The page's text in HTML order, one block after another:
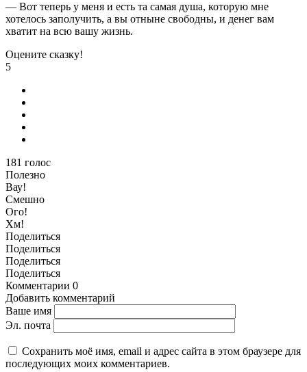
— Вот теперь у меня и есть та самая душа, которую мне
хотелось заполучить, а вы отныне свободны, и денег вам
хватит на всю вашу жизнь.
Оцените сказку!
5
181 голос
Полезно
Вау!
Смешно
Ого!
Хм!
Поделиться
Поделиться
Поделиться
Поделиться
Комментарии 0
Добавить комментарий
Ваше имя
Эл. почта
Сохранить моё имя, email и адрес сайта в этом браузере для
последующих моих комментариев.